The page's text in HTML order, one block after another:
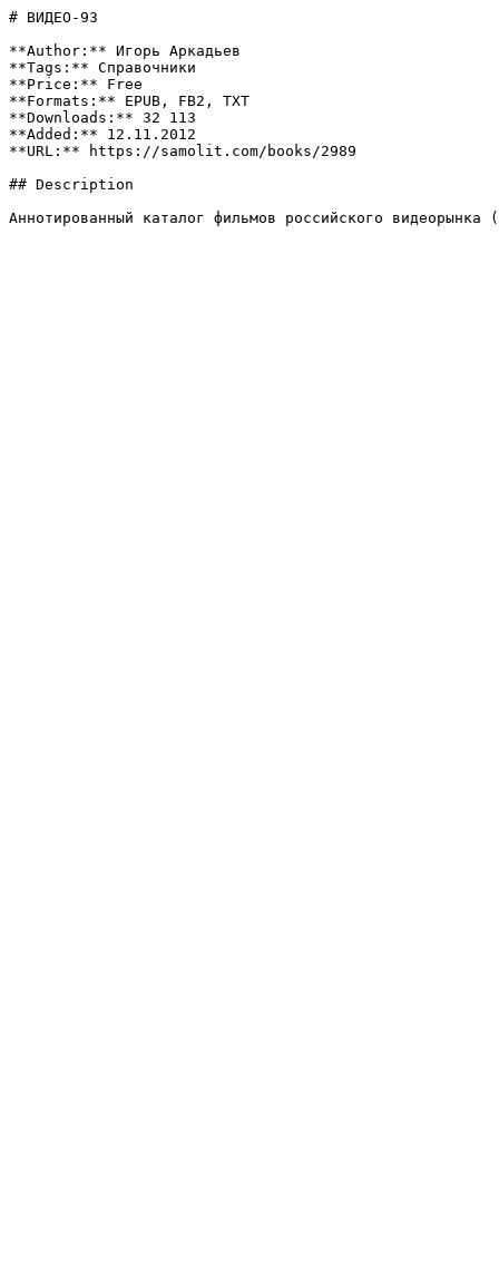
# ВИДЕО-93
**Author:** Игорь Аркадьев
**Tags:** Справочники
**Price:** Free
**Formats:** EPUB, FB2, TXT
**Downloads:** 32 113
**Added:** 12.11.2012
**URL:** https://samolit.com/books/2989
## Description
Аннотированный каталог фильмов российского